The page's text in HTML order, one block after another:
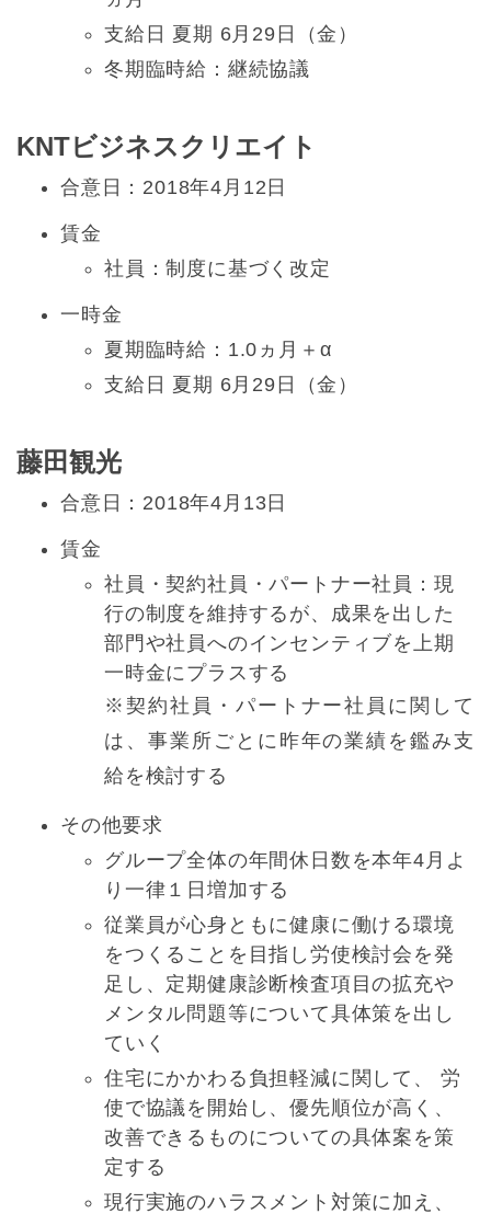
支給日 夏期 6月29日（金）
冬期臨時給：継続協議
KNTビジネスクリエイト
合意日：2018年4月12日
賃金
社員：制度に基づく改定
一時金
夏期臨時給：1.0ヵ月＋α
支給日 夏期 6月29日（金）
藤田観光
合意日：2018年4月13日
賃金
社員・契約社員・パートナー社員：現
行の制度を維持するが、成果を出した
部門や社員へのインセンティブを上期
一時金にプラスする
※契約社員・パートナー社員に関して
は、事業所ごとに昨年の業績を鑑み支
給を検討する
その他要求
グループ全体の年間休日数を本年4月よ
り一律１日増加する
従業員が心身ともに健康に働ける環境
をつくることを目指し労使検討会を発
足し、定期健康診断検査項目の拡充や
メンタル問題等について具体策を出し
ていく
住宅にかかわる負担軽減に関して、 労
使で協議を開始し、優先順位が高く、
改善できるものについての具体案を策
定する
現行実施のハラスメント対策に加え、